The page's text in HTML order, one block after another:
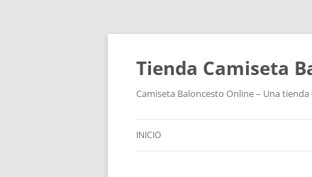
Tienda Camiseta
Camiseta Baloncesto Online – Una
INICIO